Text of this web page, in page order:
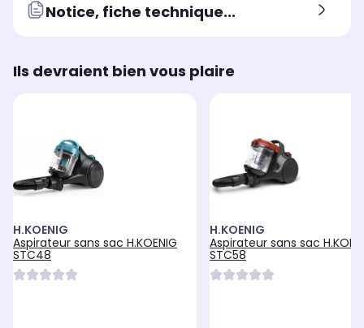
Notice, fiche technique...
Ils devraient bien vous plaire
H.KOENIG
Aspirateur sans sac H.KOENIG
STC48
H.KOENIG
Aspirateur sans sac
STC58